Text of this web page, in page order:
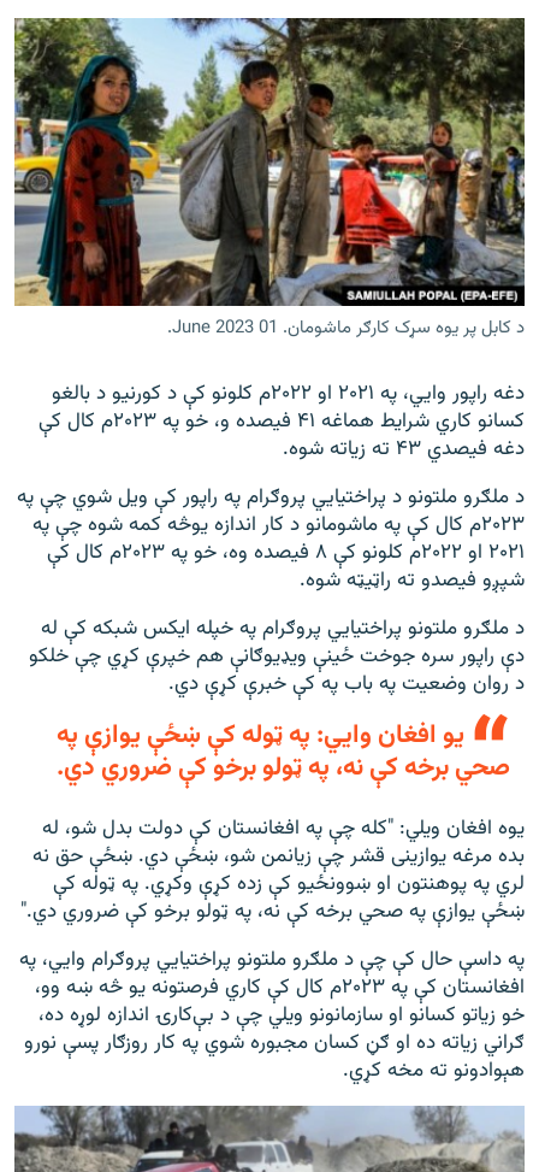
د کابل پر یوه سړک کارګر ماشومان. 01 June 2023.
دغه راپور وايي، په ۲۰۲۱ او ۲۰۲۲م کلونو کې د کورنیو د بالغو
کسانو کاري شرایط هماغه ۴۱ فیصده و، خو په ۲۰۲۳م کال کې
دغه فیصدي ۴۳ ته زیاته شوه.
د ملګرو ملتونو د پراختیايي پروګرام په راپور کې ویل شوي چې په
۲۰۲۳م کال کې په ماشومانو د کار اندازه یوڅه کمه شوه چې په
۲۰۲۱ او ۲۰۲۲م کلونو کې ۸ فیصده وه، خو په ۲۰۲۳م کال کې
شپږو فیصدو ته راټیټه شوه.
د ملګرو ملتونو پراختیايي پروګرام په خپله ایکس شبکه کې له
دې راپور سره جوخت ځینې ویډیوګانې هم خپرې کړي چې خلکو
د روان وضعیت په باب په کې خبرې کړې دي.
یو افغان وايي: په ټوله کې ښځې یوازې په
صحي برخه کې نه، په ټولو برخو کې ضروري دي.
یوه افغان ویلي: "کله چې په افغانستان کې دولت بدل شو، له
بده مرغه یوازينی قشر چې زیانمن شو، ښځې دي. ښځې حق نه
لري په پوهنتون او ښوونځیو کې زده کړې وکړي. په ټوله کې
ښځې یوازې په صحي برخه کې نه، په ټولو برخو کې ضروري دي."
په داسې حال کې چې د ملګرو ملتونو پراختیايي پروګرام وايي، په
افغانستان کې په ۲۰۲۳م کال کې کاري فرصتونه یو څه ښه وو،
خو زیاتو کسانو او سازمانونو ویلي چې د بې‌کارۍ اندازه لوړه ده،
ګراني زیاته ده او ګڼ کسان مجبوره شوي په کار روزګار پسې نورو
هېوادونو ته مخه کړي.